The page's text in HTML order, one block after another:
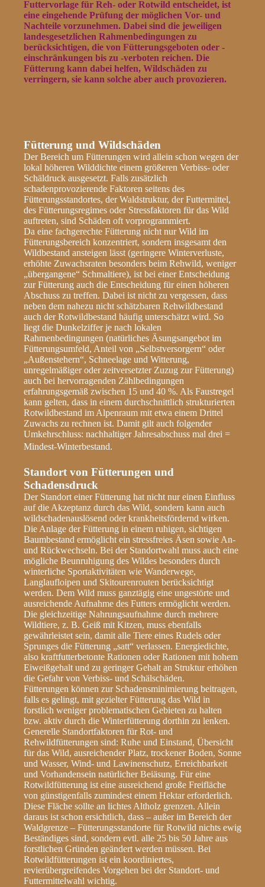
Futtervorlage für Reh- oder Rotwild entscheidet, ist
eine eingehende Prüfung der möglichen Vor- und
Nachteile vorzunehmen. Dabei sind die jeweiligen
landesgesetzlichen Rahmenbedingungen zu
berücksichtigen, die von Fütterungsgeboten oder -
einschränkungen bis zu -verboten reichen. Die
Fütterung kann dabei helfen, Wildschäden zu
verringern, sie kann solche aber auch provozieren.
Fütterung und Wildschäden
Der Bereich um Fütterungen wird allein schon wegen der
lokal höheren Wilddichte einem größeren Verbiss- oder
Schäldruck ausgesetzt. Falls zusätzlich
schadenprovozierende Faktoren seitens des
Fütterungsstandortes, der Waldstruktur, der Futtermittel,
des Fütterungsregimes oder Stressfaktoren für das Wild
auftreten, sind Schäden oft vorprogrammiert.
Da eine fachgerechte Fütterung nicht nur Wild im
Fütterungsbereich konzentriert, sondern insgesamt den
Wildbestand ansteigen lässt (geringere Winterverluste,
erhöhte Zuwachsraten besonders beim Rehwild, weniger
„übergangene“ Schmaltiere), ist bei einer Entscheidung
zur Fütterung auch die Entscheidung für einen höheren
Abschuss zu treffen. Dabei ist nicht zu vergessen, dass
neben dem nahezu nicht schätzbaren Rehwildbestand
auch der Rotwildbestand häufig unterschätzt wird. So
liegt die Dunkelziffer je nach lokalen
Rahmenbedingungen (natürliches Äsungsangebot im
Fütterungsumfeld, Anteil von „Selbstversorgern“ oder
„Außenstehern“, Schneelage und Witterung,
unregelmäßiger oder zeitversetzter Zuzug zur Fütterung)
auch bei hervorragenden Zählbedingungen
erfahrungsgemäß zwischen 15 und 40 %. Als Faustregel
kann gelten, dass in einem durchschnittlich strukturierten
Rotwildbestand im Alpenraum mit etwa einem Drittel
Zuwachs zu rechnen ist. Damit gilt auch folgender
Umkehrschluss: nachhaltiger Jahresabschuss mal drei =
Mindest-Winterbestand.
Standort von Fütterungen und
Schadensdruck
Der Standort einer Fütterung hat nicht nur einen Einfluss
auf die Akzeptanz durch das Wild, sondern kann auch
wildschadenauslösend oder krankheitsfördernd wirken.
Die Anlage der Fütterung in einem ruhigen, sichtigen
Baumbestand ermöglicht ein stressfreies Äsen sowie An-
und Rückwechseln. Bei der Standortwahl muss auch eine
mögliche Beunruhigung des Wildes besonders durch
winterliche Sportaktivitäten wie Wanderwege,
Langlaufloipen und Skitourenrouten berücksichtigt
werden. Dem Wild muss ganztägig eine ungestörte und
ausreichende Aufnahme des Futters ermöglicht werden.
Die gleichzeitige Nahrungsaufnahme durch mehrere
Wildtiere, z. B. Geiß mit Kitzen, muss ebenfalls
gewährleistet sein, damit alle Tiere eines Rudels oder
Sprunges die Fütterung „satt“ verlassen. Energiedichte,
also kraftfutterbetonte Rationen oder Rationen mit hohem
Eiweißgehalt und zu geringer Gehalt an Struktur erhöhen
die Gefahr von Verbiss- und Schälschäden.
Fütterungen können zur Schadensminimierung beitragen,
falls es gelingt, mit gezielter Fütterung das Wild in
forstlich weniger problematischen Gebieten zu halten
bzw. aktiv durch die Winterfütterung dorthin zu lenken.
Generelle Standortfaktoren für Rot- und
Rehwildfütterungen sind: Ruhe und Einstand, Übersicht
für das Wild, ausreichender Platz, trockener Boden, Sonne
und Wasser, Wind- und Lawinenschutz, Erreichbarkeit
und Vorhandensein natürlicher Beiäsung. Für eine
Rotwildfütterung ist eine ausreichend große Freifläche
von günstigenfalls zumindest einem Hektar erforderlich.
Diese Fläche sollte an lichtes Altholz grenzen. Allein
daraus ist schon ersichtlich, dass – außer im Bereich der
Waldgrenze – Fütterungsstandorte für Rotwild nichts ewig
Beständiges sind, sondern evtl. alle 25 bis 50 Jahre aus
forstlichen Gründen geändert werden müssen. Bei
Rotwildfütterungen ist ein koordiniertes,
revierübergreifendes Vorgehen bei der Standort- und
Futtermittelwahl wichtig.